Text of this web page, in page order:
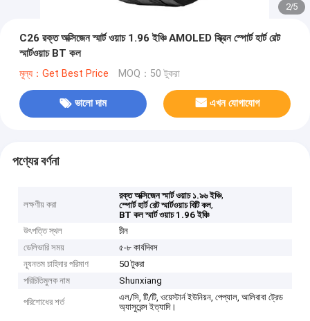
2/5
C26 রক্ত অক্সিজেন স্মার্ট ওয়াচ 1.96 ইঞ্চি AMOLED স্ক্রিন স্পোর্ট হার্ট রেট
স্মার্টওয়াচ BT কল
মূল্য：Get Best Price MOQ：50 টুকরা
ভালো দাম এখন যোগাযোগ
পণ্যের বর্ণনা
লক্ষণীয় করা
রক্ত অক্সিজেন স্মার্ট ওয়াচ ১.৯৬ ইঞ্চি,
স্পোর্ট হার্ট রেট স্মার্টওয়াচ বিটি কল,
BT কল স্মার্ট ওয়াচ 1.96 ইঞ্চি
উৎপত্তি স্থল
চীন
ডেলিভারি সময়
৫-৮ কার্যদিবস
ন্যূনতম চাহিদার পরিমাণ
50 টুকরা
পরিচিতিমুলক নাম
Shunxiang
পরিশোধের শর্ত
এল/সি, টি/টি, ওয়েস্টার্ন ইউনিয়ন, পেপ্যাল, আলিবাবা ট্রেড
অ্যাসুরেন্স ইত্যাদি।